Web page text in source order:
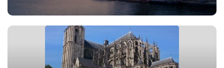
Location minibus avec chauffeur Paris